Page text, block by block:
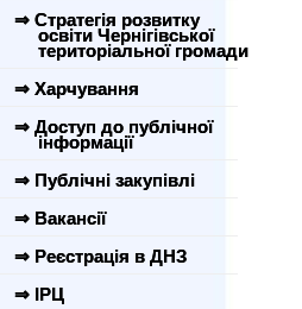
⇒ Стратегія розвитку
освіти Чернігівської
територіальної громади
⇒ Харчування
⇒ Доступ до публічної
інформації
⇒ Публічні закупівлі
⇒ Вакансії
⇒ Реєстрація в ДНЗ
⇒ ІРЦ